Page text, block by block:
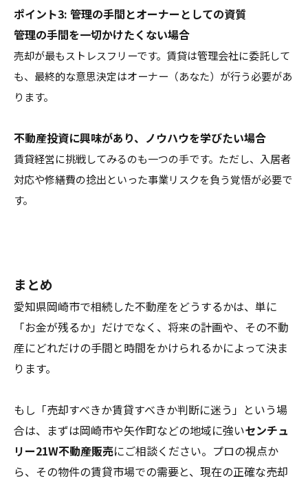
ポイント3: 管理の手間とオーナーとしての資質
管理の手間を一切かけたくない場合
売却が最もストレスフリーです。賃貸は管理会社に委託して
も、最終的な意思決定はオーナー（あなた）が行う必要があ
ります。
不動産投資に興味があり、ノウハウを学びたい場合
賃貸経営に挑戦してみるのも一つの手です。ただし、入居者
対応や修繕費の捻出といった事業リスクを負う覚悟が必要で
す。
まとめ
愛知県岡崎市で相続した不動産をどうするかは、単に
「お金が残るか」だけでなく、将来の計画や、その不動
産にどれだけの手間と時間をかけられるかによって決ま
ります。
もし「売却すべきか賃貸すべきか判断に迷う」という場
合は、まずは岡崎市や矢作町などの地域に強いセンチュ
リー21W不動産販売にご相談ください。プロの視点か
ら、その物件の賃貸市場での需要と、現在の正確な売却